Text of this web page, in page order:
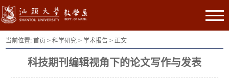
当前位置:首页 >科学研究 >学术报告 > 正文
科技期刊编辑视角下的论文写作与发表